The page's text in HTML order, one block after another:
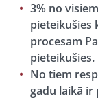
3% no
pieteikušies
procesam
pieteikušies.
No tiem
gadu laikā ir